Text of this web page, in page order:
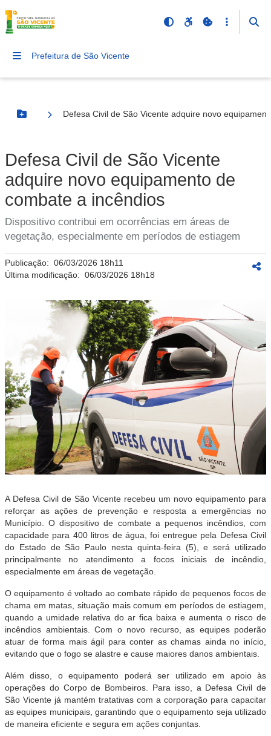
Prefeitura de São Vicente
Botão Menu
Defesa Civil de São Vicente adquire novo
Defesa Civil de São Vicente
adquire novo equipamento de
combate a incêndios
Dispositivo contribui em ocorrências em áreas de
vegetação, especialmente em períodos de estiagem
Publicação: 06/03/2026 18h11
Última modificação: 06/03/2026 18h18
A Defesa Civil de São Vicente recebeu um novo equipamento para
reforçar as ações de prevenção e resposta a emergências no
Município. O dispositivo de combate a pequenos incêndios, com
capacidade para 400 litros de água, foi entregue pela Defesa Civil
do Estado de São Paulo nesta quinta-feira (5), e será utilizado
principalmente no atendimento a focos iniciais de incêndio,
especialmente em áreas de vegetação.
O equipamento é voltado ao combate rápido de pequenos focos de
chama em matas, situação mais comum em períodos de estiagem,
quando a umidade relativa do ar fica baixa e aumenta o risco de
incêndios ambientais. Com o novo recurso, as equipes poderão
atuar de forma mais ágil para conter as chamas ainda no início,
evitando que o fogo se alastre e cause maiores danos ambientais.
Além disso, o equipamento poderá ser utilizado em apoio às
operações do Corpo de Bombeiros. Para isso, a Defesa Civil de
São Vicente já mantém tratativas com a corporação para capacitar
as equipes municipais, garantindo que o equipamento seja utilizado
de maneira eficiente e segura em ações conjuntas.